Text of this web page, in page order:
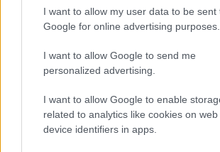
I want to allow my user data to be sent
Google for online advertising purposes.
I want to allow Google to send me
personalized advertising.
I want to allow Google to enable
related to analytics like cookies on
device identifiers in apps.
ΚΟΣΜΟΣ 26.03.202010:24
Βραζιλία: Συμμορίες
κυκλοφορίας για τον κορονοϊό
Βραζιλία: Συμμορίες
κυκλοφορίας για τον κορονοϊό
Με την απόφασή του,